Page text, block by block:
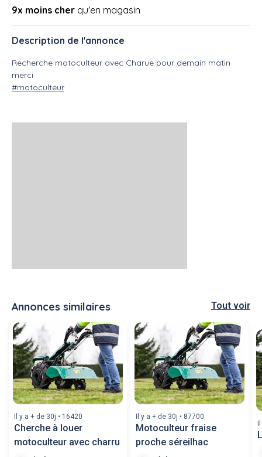
9x moins cher qu'en magasin
Description de l'annonce
Recherche motoculteur avec Charue pour demain matin
merci
#motoculteur
Annonces similaires Tout voir
Il y a + de 30j • 16420
Cherche à louer
motoculteur avec charru
Il y a + de 30j • 87700
Motoculteur fraise
proche séreilhac
Il